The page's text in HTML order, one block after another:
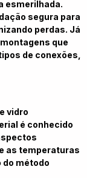
esmerilhada.
segura para
perdas. Já
que
de conexões,
vidro
é conhecido
as temperaturas
do método